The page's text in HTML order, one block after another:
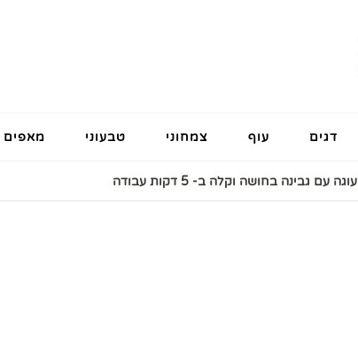
דגים עוף צמחוני טבעוני מאפים
עוגה עם גבינה בחושה וקלה ב- 5 דקות עבודה